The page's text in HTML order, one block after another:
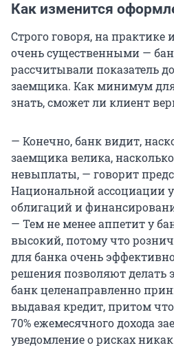
Как изменится
Строго говоря, на практике
очень существенными —
рассчитывали показатель
заемщика. Как минимум
знать, сможет ли клиент
— Конечно, банк видит,
заемщика велика,
невыплаты, — говорит
Национальной ассоциации
облигаций и
— Тем не менее аппетит у
высокий, потому что
для банка очень
решения позволяют делать
банк целенаправленно
выдавая кредит, притом
70% ежемесячного дохода
уведомление о рисках